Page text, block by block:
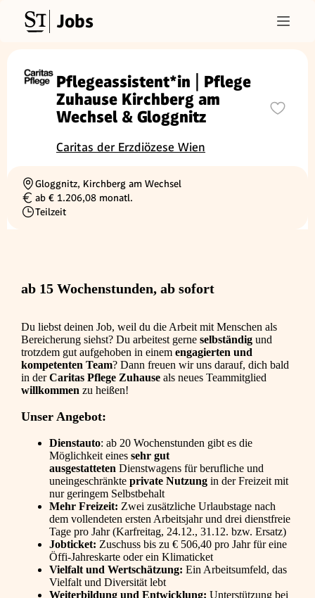
Jobs
Pflegeassistent*in | Pflege
Zuhause Kirchberg am
Wechsel & Gloggnitz
Caritas der Erzdiözese Wien
Ortschaft
Gloggnitz, Kirchberg am Wechsel
Gehalt
ab € 1.206,08 monatl.
Beschäftigungsart
Teilzeit
ab 15 Wochenstunden, ab sofort
Du liebst deinen Job, weil du die Arbeit mit Menschen als
Bereicherung siehst? Du arbeitest gerne selbständig und
trotzdem gut aufgehoben in einem engagierten und
kompetenten Team? Dann freuen wir uns darauf, dich bald
in derCaritas Pflege Zuhause als neues Teammitglied
willkommen zu heißen!
Unser Angebot:
Dienstauto: ab 20 Wochenstunden gibt es die
Möglichkeit eines sehr gut
ausgestatteten Dienstwagens für berufliche und
uneingeschränkte private Nutzung in der Freizeit mit
nur geringem Selbstbehalt
Mehr Freizeit: Zwei zusätzliche Urlaubstage nach
dem vollendeten ersten Arbeitsjahr und drei dienstfreie
Tage pro Jahr (Karfreitag, 24.12., 31.12. bzw. Ersatz)
Jobticket: Zuschuss bis zu € 506,40 pro Jahr für eine
Öffi-Jahreskarte oder ein Klimaticket
Vielfalt und Wertschätzung: Ein Arbeitsumfeld, das
Vielfalt und Diversität lebt
Weiterbildung und Entwicklung: Unterstützung bei